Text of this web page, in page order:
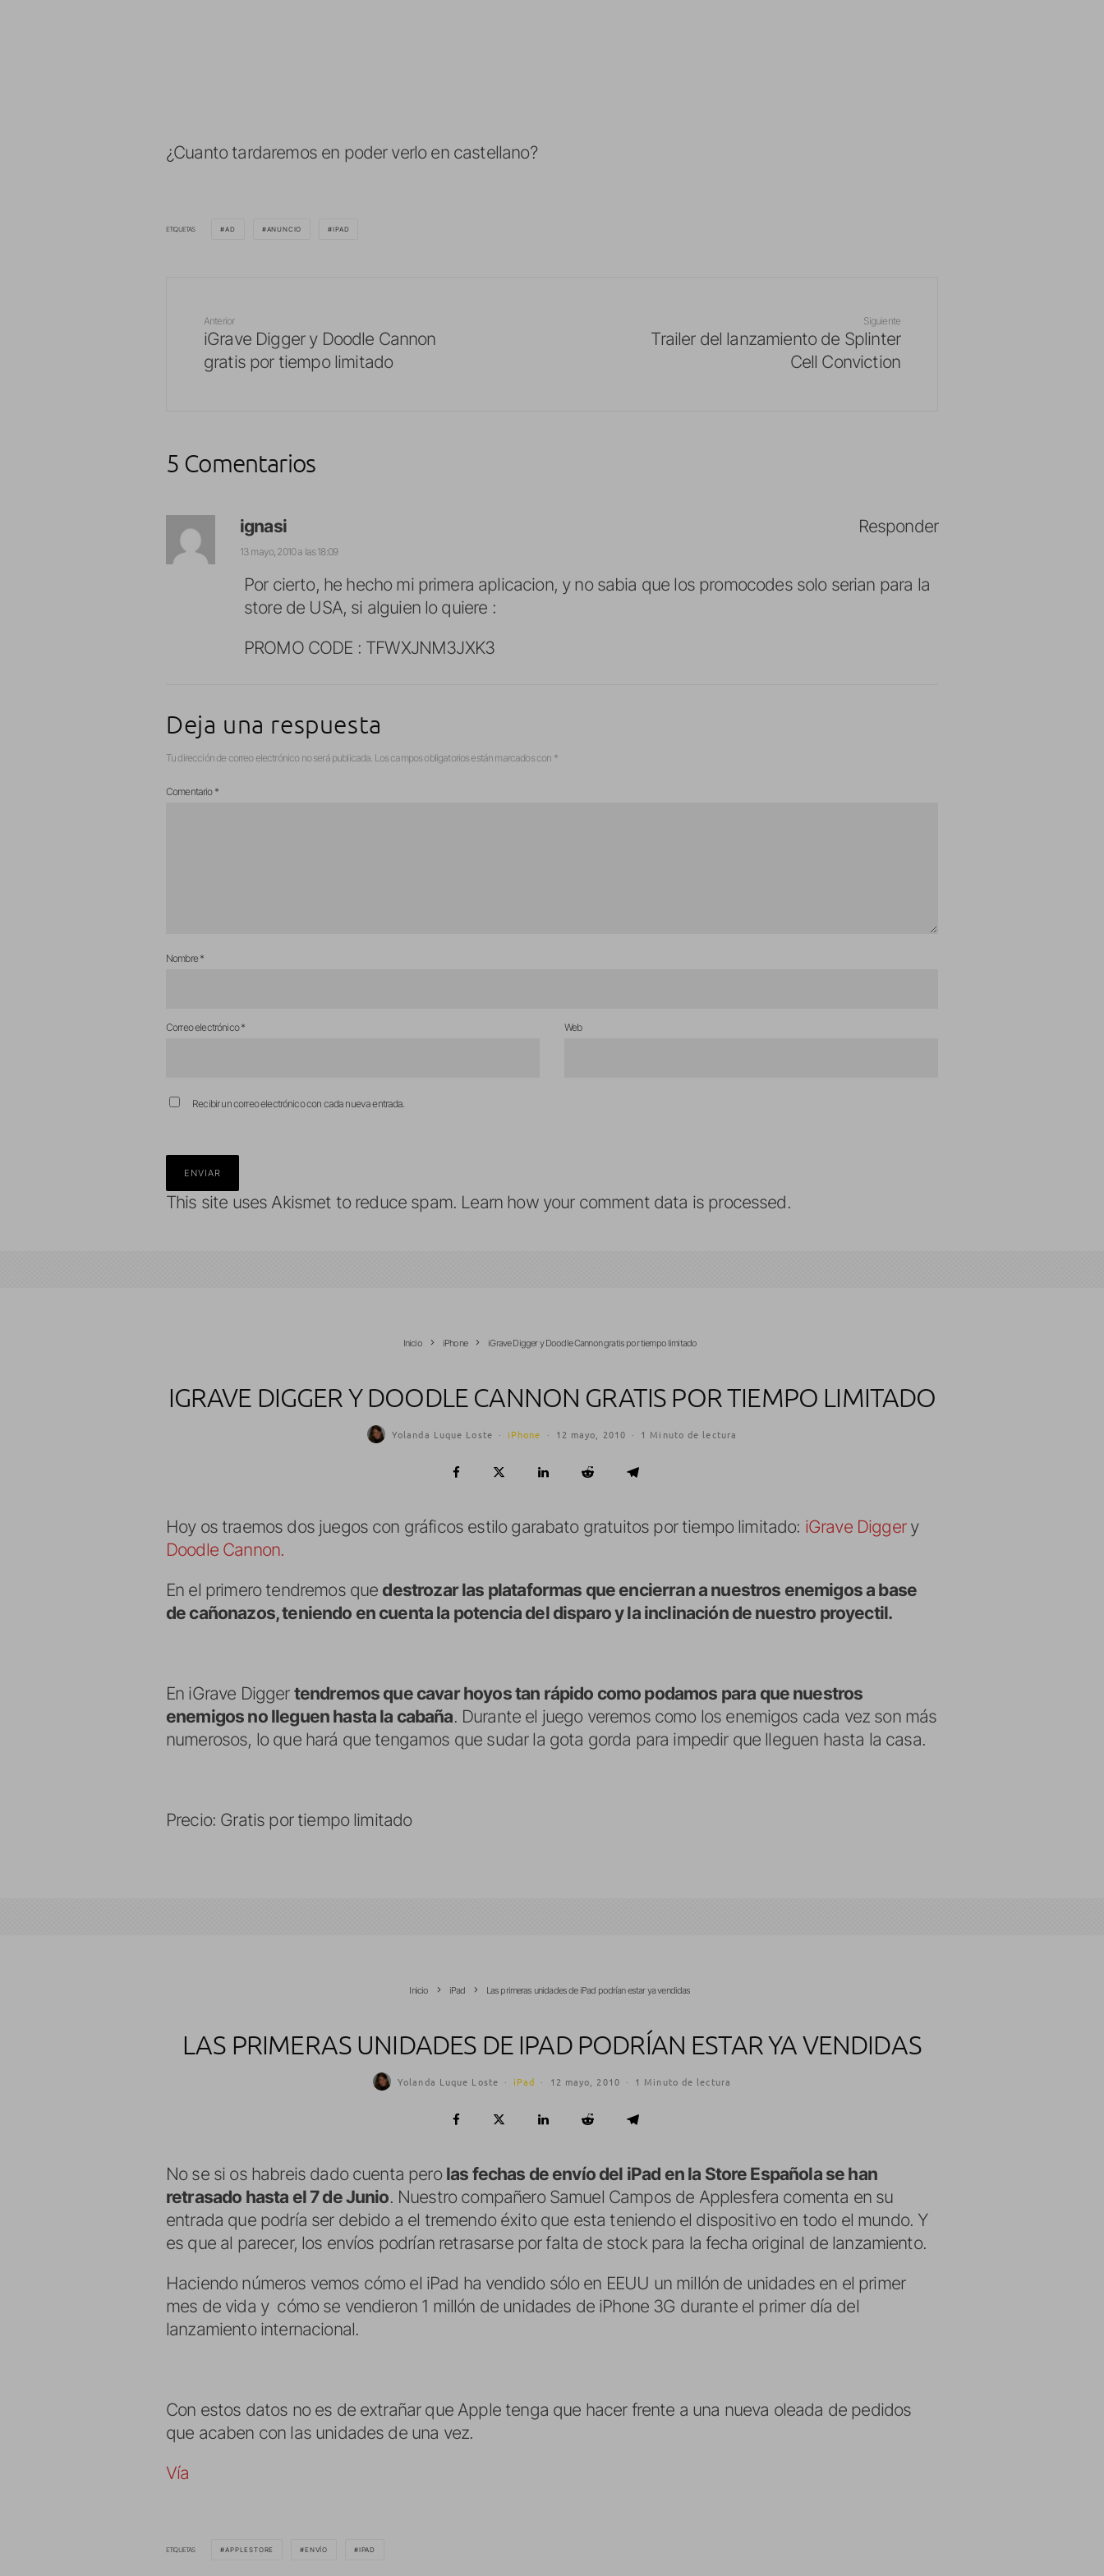
¿Cuanto tardaremos en poder verlo en castellano?
ETIQUETAS AD ANUNCIO IPAD
Anterior
iGrave Digger y Doodle Cannon
gratis por tiempo limitado
Siguiente
Trailer del lanzamiento de Splinter
Cell Conviction
5 Comentarios
ignasi
13 mayo, 2010 a las 18:09
Por cierto, he hecho mi primera aplicacion, y no sabia que los promocodes solo serian para la
store de USA, si alguien lo quiere :
PROMO CODE : TFWXJNM3JXK3
Responder
Deja una respuesta
Tu dirección de correo electrónico no será publicada. Los campos obligatorios están marcados con *
Comentario *
Nombre*
Correo electrónico* Web
Recibir un correo electrónico con cada nueva entrada.
This site uses Akismet to reduce spam. Learn how your comment data is processed.
Inicio iPhone iGrave Digger y Doodle Cannon gratis por tiempo limitado
IGRAVE DIGGER Y DOODLE CANNON GRATIS POR TIEMPO LIMITADO
Yolanda Luque Loste · iPhone · 12 mayo, 2010 · 1 Minuto de lectura
Hoy os traemos dos juegos con gráficos estilo garabato gratuitos por tiempo limitado: iGrave Diggery
Doodle Cannon.
En el primero tendremos que destrozar las plataformas que encierran a nuestros enemigos a base
de cañonazos, teniendo en cuenta la potencia del disparo y la inclinación de nuestro proyectil.
En iGrave Digger tendremos que cavar hoyos tan rápido como podamos para que nuestros
enemigos no lleguen hasta la cabaña. Durante el juego veremos como los enemigos cada vez son más
numerosos, lo que hará que tengamos que sudar la gota gorda para impedir que lleguen hasta la casa.
Precio: Gratis por tiempo limitado
Inicio iPad Las primeras unidades de iPad podrían estar ya vendidas
LAS PRIMERAS UNIDADES DE IPAD PODRÍAN ESTAR YA VENDIDAS
Yolanda Luque Loste · iPad · 12 mayo, 2010 · 1 Minuto de lectura
No se si os habreis dado cuenta pero las fechas de envío del iPad en la Store Española se han
retrasado hasta el 7 de Junio. Nuestro compañero Samuel Campos de Applesfera comenta en su
entrada que podría ser debido a el tremendo éxito que esta teniendo el dispositivo en todo el mundo. Y
es que al parecer, los envíos podrían retrasarse por falta de stock para la fecha original de lanzamiento.
Haciendo números vemos cómo el iPad ha vendido sólo en EEUU un millón de unidades en el primer
mes de vida y cómo se vendieron 1 millón de unidades de iPhone 3G durante el primer día del
lanzamiento internacional.
Con estos datos no es de extrañar que Apple tenga que hacer frente a una nueva oleada de pedidos
que acaben con las unidades de una vez.
Vía
ETIQUETAS APPLESTORE ENVÍO IPAD